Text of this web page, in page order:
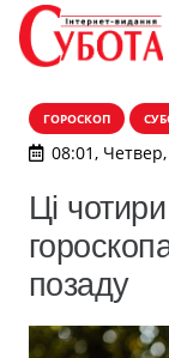
ГОРОСКОП
08:01,
Ці
позаду